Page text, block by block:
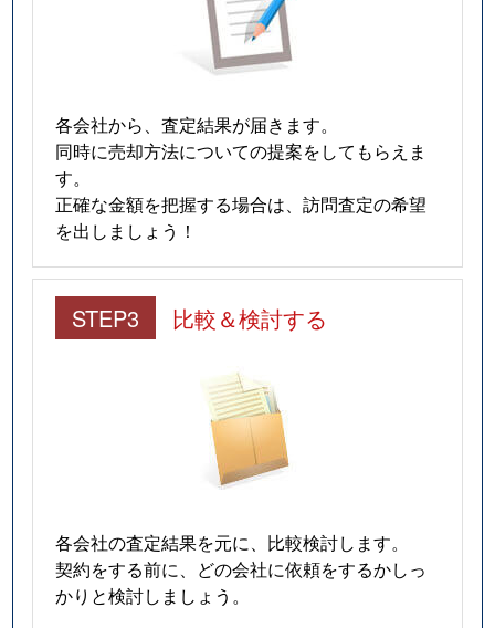
各会社から、査定結果が届きます。
同時に売却方法についての提案をしてもらえま
す。
正確な金額を把握する場合は、訪問査定の希望
を出しましょう！
STEP3 比較＆検討する
各会社の査定結果を元に、比較検討します。
契約をする前に、どの会社に依頼をするかしっ
かりと検討しましょう。